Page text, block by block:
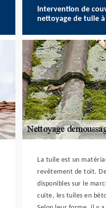
Intervention de
nettoyage de tuile à
La tuile est un
revêtement de toit.
disponibles sur le
cuite, les tuiles en